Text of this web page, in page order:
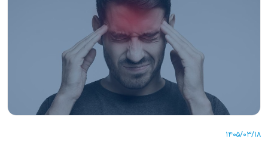
1405/03/18